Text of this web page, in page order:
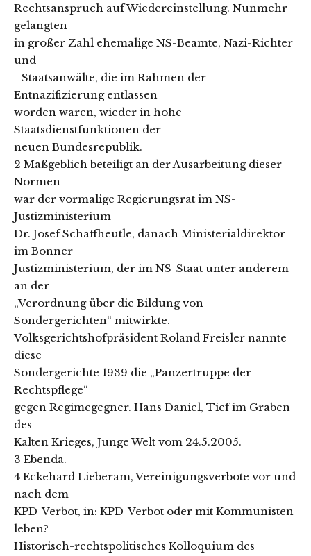
Rechtsanspruch auf Wiedereinstellung. Nunmehr
gelangten
in großer Zahl ehemalige NS-Beamte, Nazi-Richter
und
–Staatsanwälte, die im Rahmen der
Entnazifizierung entlassen
worden waren, wieder in hohe
Staatsdienstfunktionen der
neuen Bundesrepublik.
2 Maßgeblich beteiligt an der Ausarbeitung dieser
Normen
war der vormalige Regierungsrat im NS-
Justizministerium
Dr. Josef Schaffheutle, danach Ministerialdirektor
im Bonner
Justizministerium, der im NS-Staat unter anderem
an der
„Verordnung über die Bildung von
Sondergerichten“ mitwirkte.
Volksgerichtshofpräsident Roland Freisler nannte
diese
Sondergerichte 1939 die „Panzertruppe der
Rechtspflege“
gegen Regimegegner. Hans Daniel, Tief im Graben
des
Kalten Krieges, Junge Welt vom 24.5.2005.
3 Ebenda.
4 Eckehard Lieberam, Vereinigungsverbote vor und
nach dem
KPD-Verbot, in: KPD-Verbot oder mit Kommunisten
leben?
Historisch-rechtspolitisches Kolloquium des